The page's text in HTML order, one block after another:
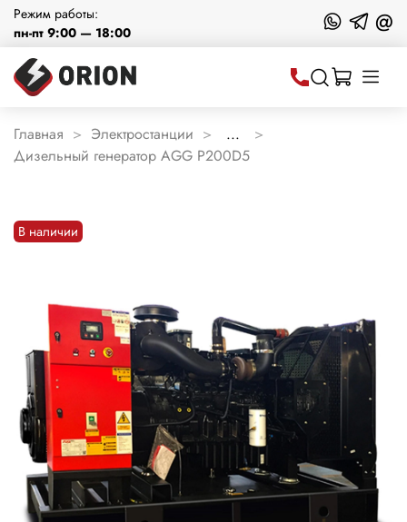
Режим работы:
пн-пт 9:00 — 18:00
@
Главная Электростанции
...
Дизельный генератор AGG P200D5
В наличии